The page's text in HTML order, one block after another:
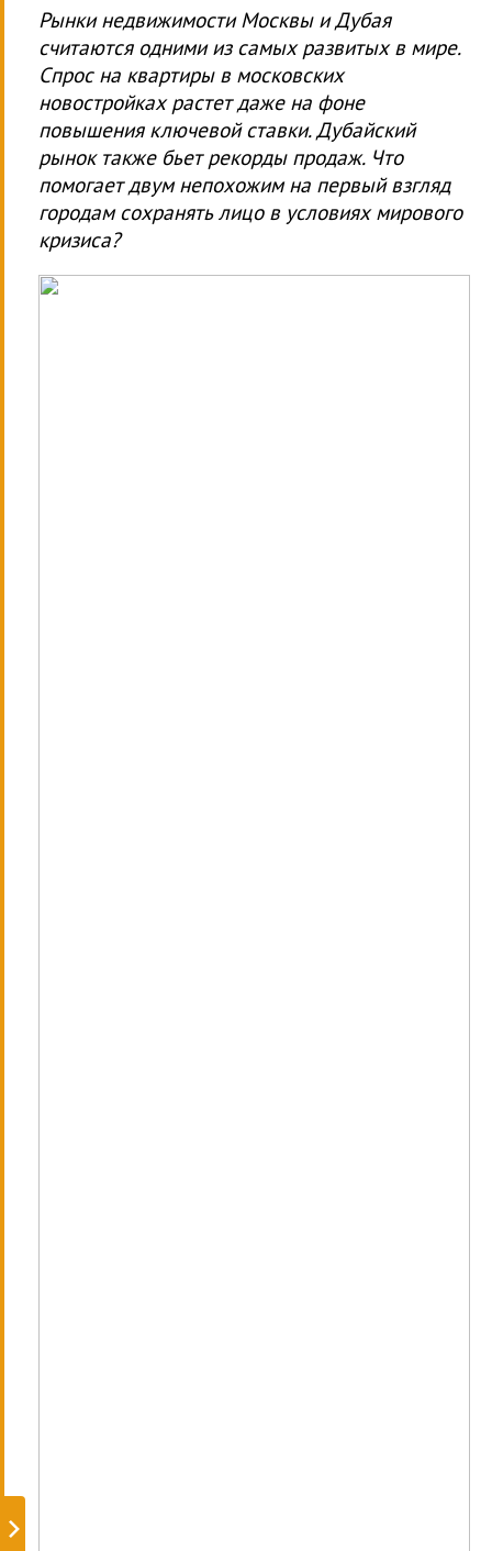
Рынки недвижимости Москвы и Дубая
считаются одними из самых развитых в мире.
Спрос на квартиры в московских
новостройках растет даже на фоне
повышения ключевой ставки. Дубайский
рынок также бьет рекорды продаж. Что
помогает двум непохожим на первый взгляд
городам сохранять лицо в условиях мирового
кризиса?